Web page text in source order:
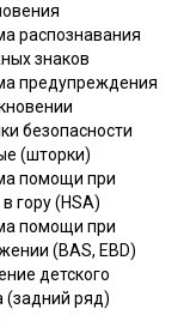
распознавания
знаков
предупреждения
безопасности
(шторки)
помощи при
в гору (HSA)
помощи при
(BAS, EBD)
детского
(задний ряд)